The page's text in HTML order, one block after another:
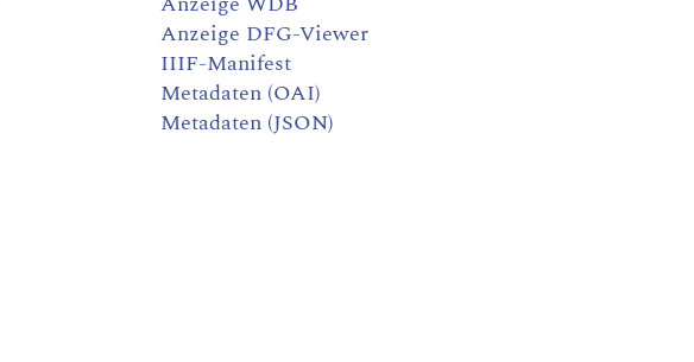
Anzeige DFG-Viewer
IIIF-Manifest
Metadaten (OAI)
Metadaten (JSON)